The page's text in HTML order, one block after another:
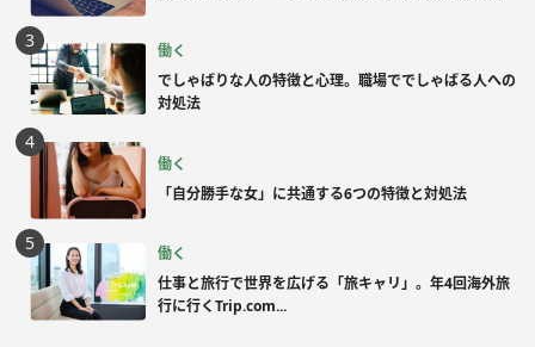
働く
でしゃばりな人の特徴と心理。職場ででしゃばる人への
対処法
働く
「自分勝手な女」に共通する6つの特徴と対処法
働く
仕事と旅行で世界を広げる「旅キャリ」。年4回海外旅
行に行くTrip.com...